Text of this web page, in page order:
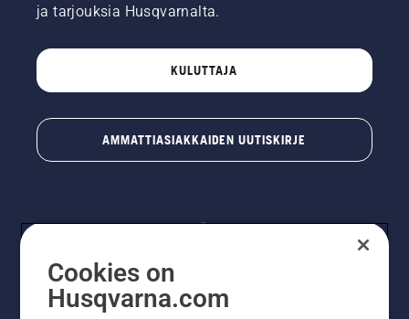
ja tarjouksia Husqvarnalta.
KULUTTAJA
AMMATTIASIAKKAIDEN UUTISKIRJE
Cookies on
Husqvarna.com